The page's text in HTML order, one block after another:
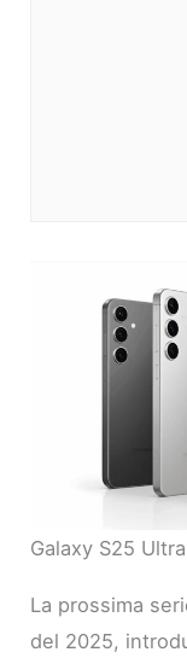
Galaxy S25 Ultra
La prossima
del 2025,